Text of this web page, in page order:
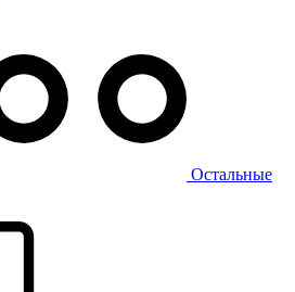
Остальные